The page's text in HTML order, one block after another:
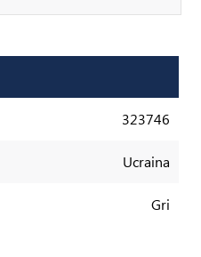
323746
Ucraina
Gri